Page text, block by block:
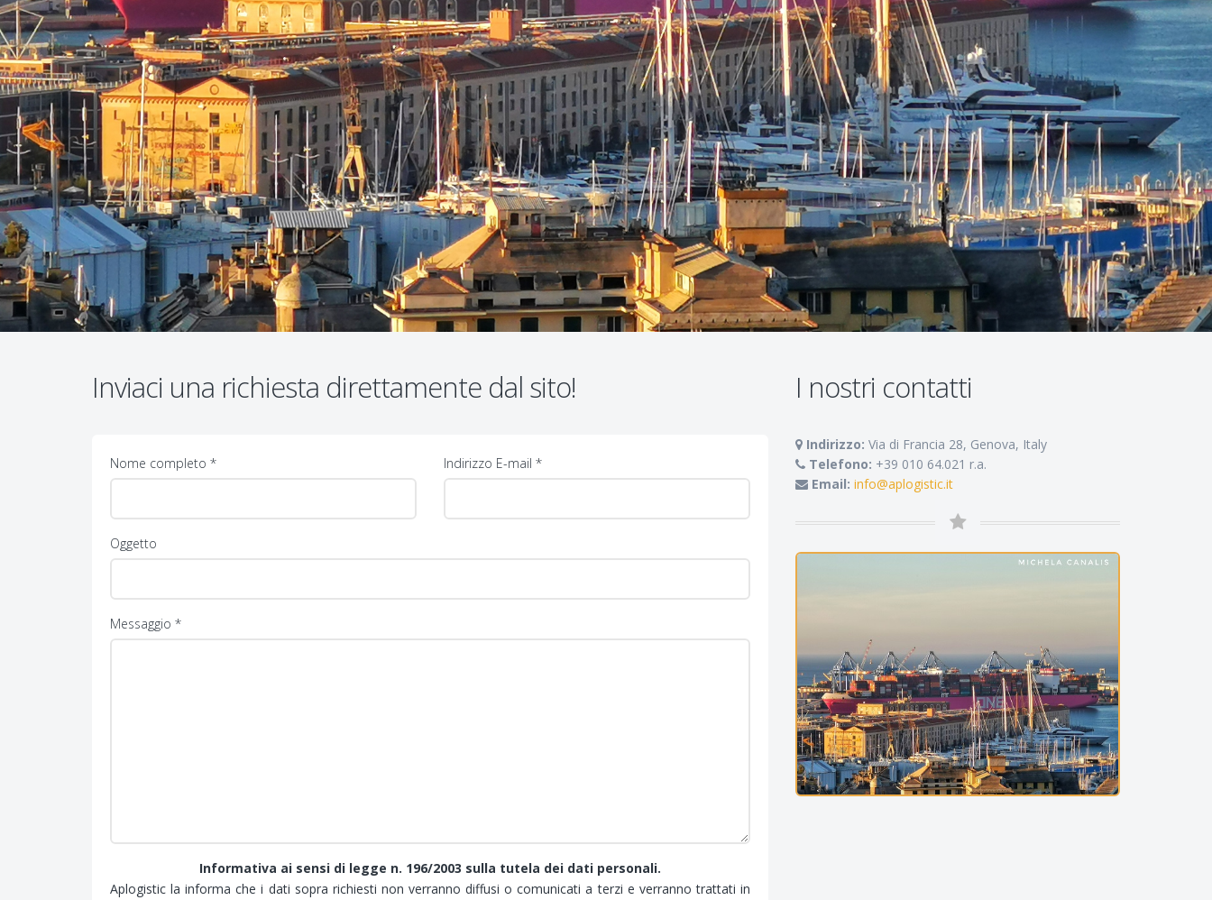
Inviaci una richiesta direttamente dal sito!
Nome completo * Indirizzo E-mail *
Oggetto
Messaggio *
Informativa ai sensi di legge n. 196/2003 sulla tutela dei dati personali.
Aplogistic la informa che i dati sopra richiesti non verranno diffusi o comunicati a terzi e verranno trattati in
I nostri contatti
Indirizzo: Via di Francia 28, Genova, Italy
Telefono: +39 010 64.021 r.a.
Email: info@aplogistic.it